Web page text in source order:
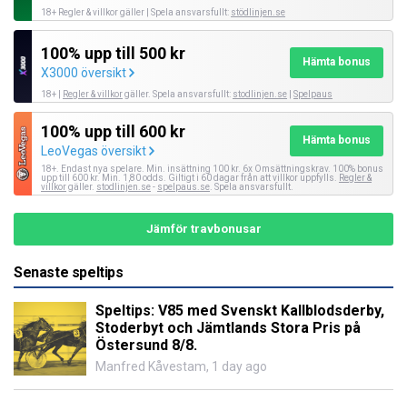
18+ Regler & villkor gäller | Spela ansvarsfullt: stödlinjen.se
100% upp till 500 kr
X3000 översikt
Hämta bonus
18+ | Regler & villkorgäller. Spela ansvarsfullt: stodlinjen.se Spelpaus
100% upp till 600 kr
LeoVegas översikt
Hämta bonus
18+. Endast nya spelare. Min. insättning 100 kr. 6x Omsättningskrav. 100% bonus
upp till 600 kr. Min. 1,80 odds. Giltigt i 60 dagar från att villkor uppfylls.
Regler &
villkorgäller. stodlinjen.se- spelpaus.se . Spela ansvarsfullt.
Jämför travbonusar
Senaste speltips
Speltips: V85 med Svenskt Kallblodsderby,
Stoderbyt och Jämtlands Stora Pris på
Östersund 8/8.
Manfred Kåvestam, 1 day ago